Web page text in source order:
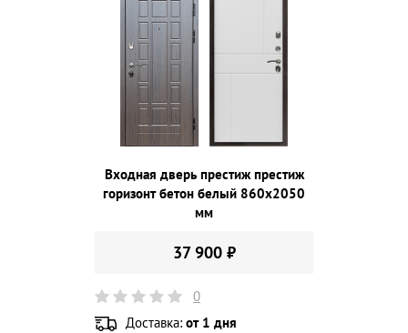
Входная дверь престиж престиж
горизонт бетон белый 860х2050
мм
37 900 ₽
0
Доставка: от 1 дня